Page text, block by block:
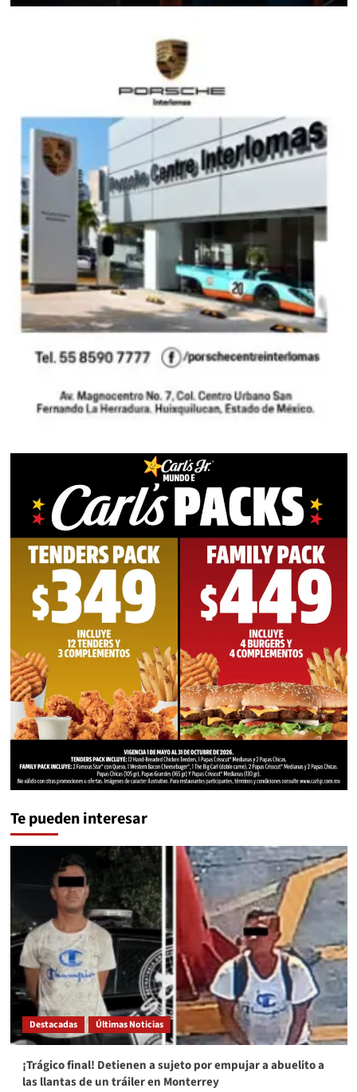
Te pueden interesar
Destacadas Últimas Noticias
¡Trágico final! Detienen a sujeto por empujar a abuelito a
las llantas de un tráiler en Monterrey